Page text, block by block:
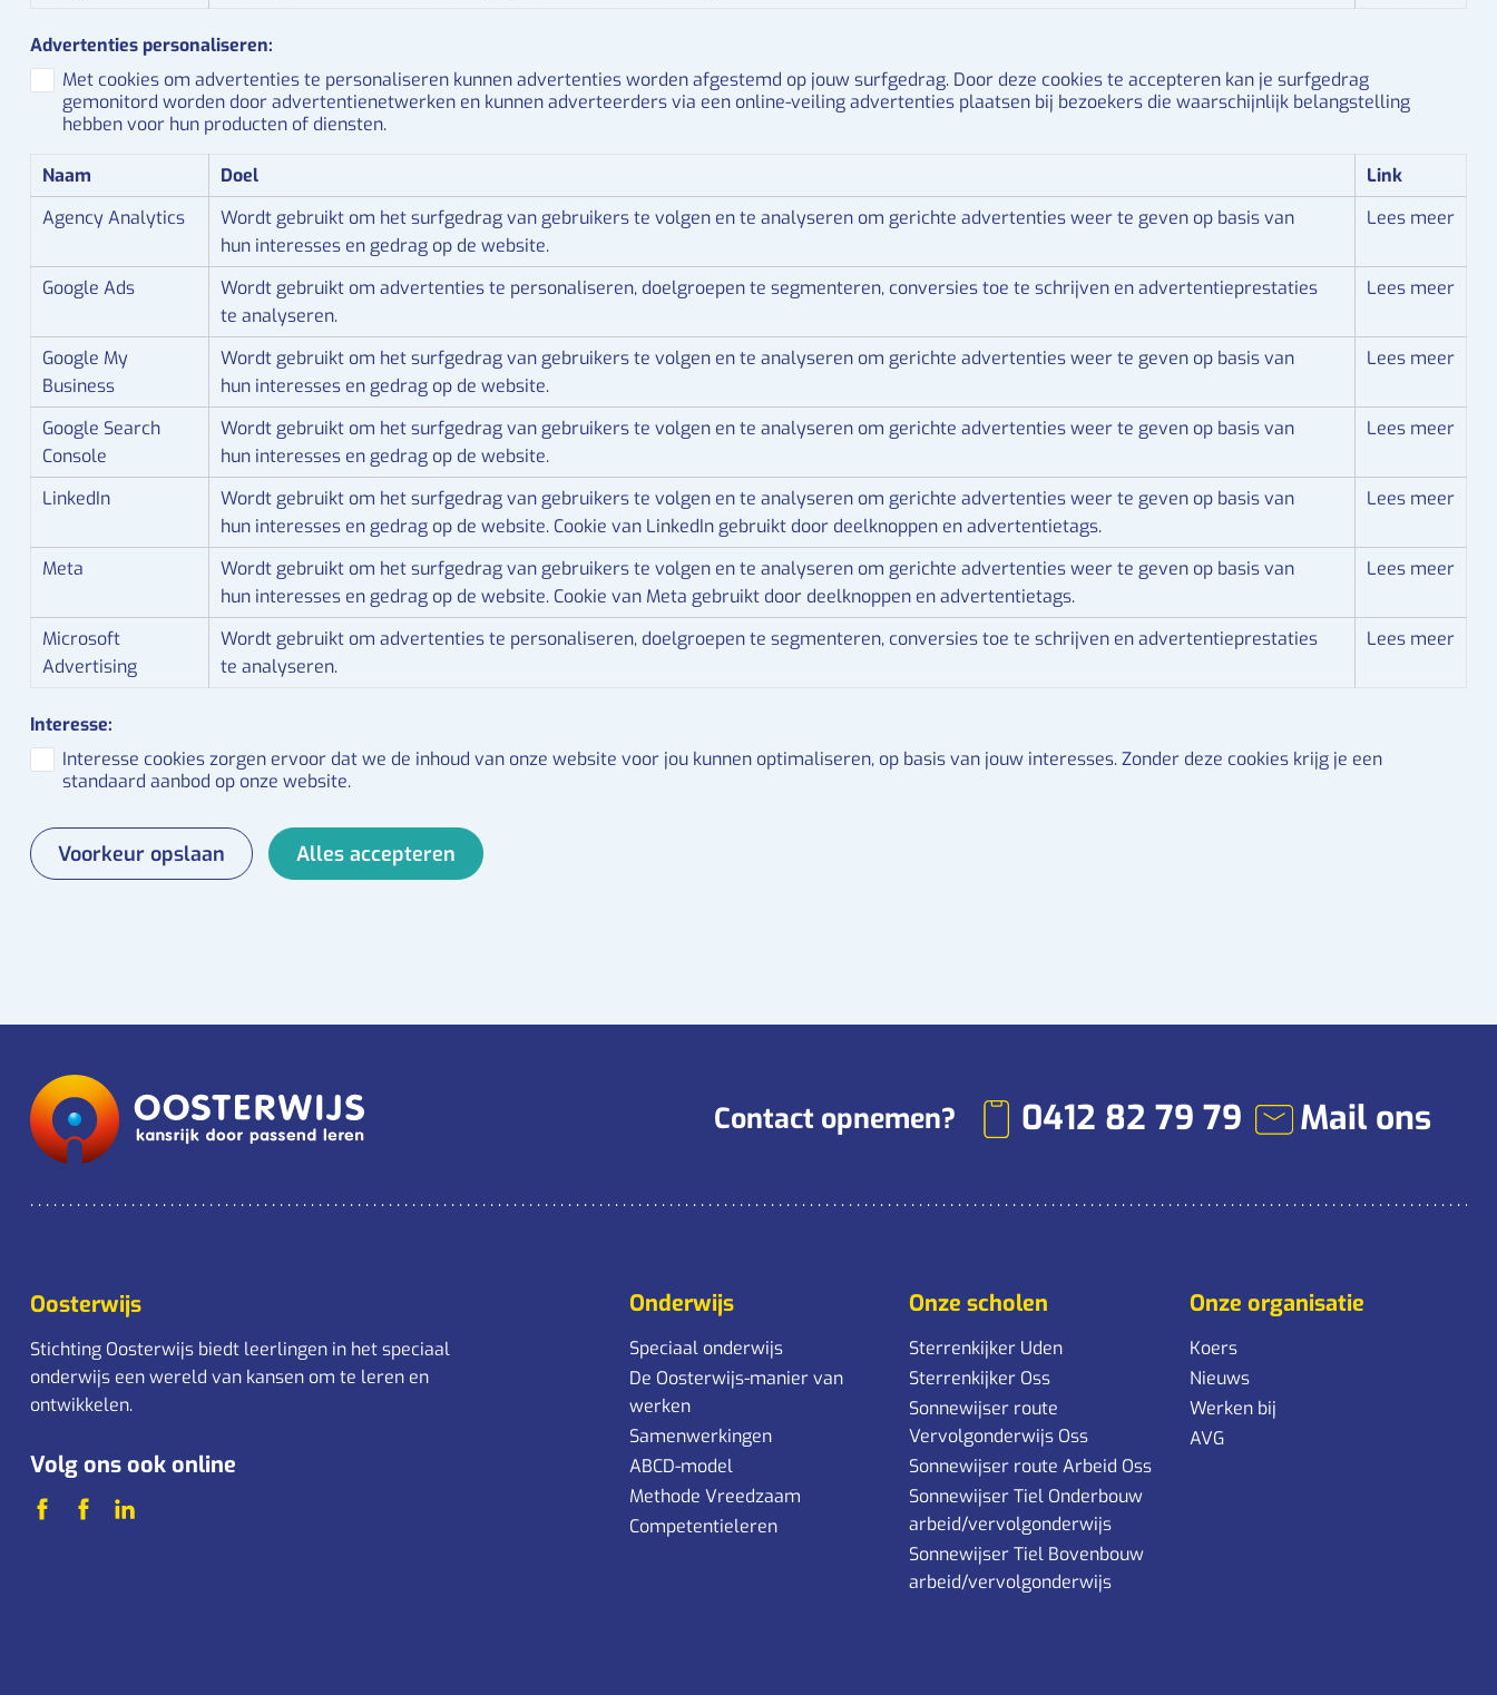
Advertenties personaliseren:
Met cookies om advertenties te personaliseren kunnen advertenties worden afgestemd op jouw surfgedrag. Door deze cookies te accepteren kan je surfgedrag
gemonitord worden door advertentienetwerken en kunnen adverteerders via een online-veiling advertenties plaatsen bij bezoekers die waarschijnlijk belangstelling
hebben voor hun producten of diensten.
Naam Doel
Link
Agency Analytics
Wordt gebruikt om het surfgedrag van gebruikers te volgen en te analyseren om gerichte advertenties weer te geven op basis van
hun interesses en gedrag op de website.
Lees meer
Google Ads
Wordt gebruikt om advertenties te personaliseren, doelgroepen te segmenteren, conversies toe te schrijven en advertentieprestaties
te analyseren.
Lees meer
Google My
Business
Wordt gebruikt om het surfgedrag van gebruikers te volgen en te analyseren om gerichte advertenties weer te geven op basis van
hun interesses en gedrag op de website.
Lees meer
Google Search
Console
Wordt gebruikt om het surfgedrag van gebruikers te volgen en te analyseren om gerichte advertenties weer te geven op basis van
hun interesses en gedrag op de website.
Lees meer
LinkedIn
Wordt gebruikt om het surfgedrag van gebruikers te volgen en te analyseren om gerichte advertenties weer te geven op basis van
hun interesses en gedrag op de website. Cookie van LinkedIn gebruikt door deelknoppen en advertentietags.
Lees meer
Meta
Wordt gebruikt om het surfgedrag van gebruikers te volgen en te analyseren om gerichte advertenties weer te geven op basis van
hun interesses en gedrag op de website. Cookie van Meta gebruikt door deelknoppen en advertentietags.
Lees meer
Microsoft
Advertising
Wordt gebruikt om advertenties te personaliseren, doelgroepen te segmenteren, conversies toe te schrijven en advertentieprestaties
te analyseren.
Lees meer
Interesse:
Interesse cookies zorgen ervoor dat we de inhoud van onze website voor jou kunnen optimaliseren, op basis van jouw interesses. Zonder deze cookies krijg je een
standaard aanbod op onze website.
Voorkeur opslaan Alles accepteren
Contact opnemen? 0412 82 79 79 Mail ons
Oosterwijs
Stichting Oosterwijs biedt leerlingen in het speciaal
onderwijs een wereld van kansen om te leren en
ontwikkelen.
Volg ons ook online
Onderwijs
Speciaal onderwijs
De Oosterwijs-manier van
werken
Samenwerkingen
ABCD-model
Methode Vreedzaam
Competentieleren
Onze scholen
Sterrenkijker Uden
Sterrenkijker Oss
Sonnewijser route
Vervolgonderwijs Oss
Sonnewijser route Arbeid Oss
Sonnewijser Tiel Onderbouw
arbeid/vervolgonderwijs
Sonnewijser Tiel Bovenbouw
arbeid/vervolgonderwijs
Onze organisatie
Koers
Nieuws
Werken bij
AVG